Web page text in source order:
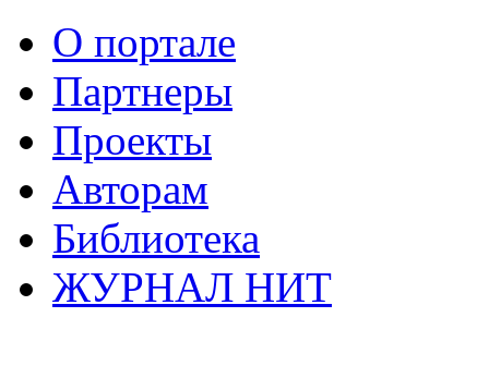
О портале
Партнеры
Проекты
Авторам
Библиотека
ЖУРНАЛ НИТ